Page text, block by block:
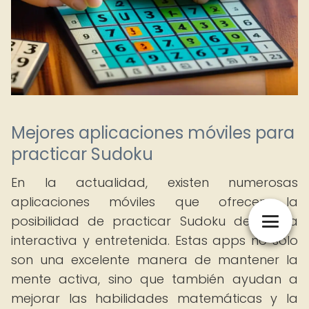
Mejores aplicaciones móviles para
practicar Sudoku
En la actualidad, existen numerosas
aplicaciones móviles que ofrecen la
posibilidad de practicar Sudoku de forma
interactiva y entretenida. Estas apps no solo
son una excelente manera de mantener la
mente activa, sino que también ayudan a
mejorar las habilidades matemáticas y la